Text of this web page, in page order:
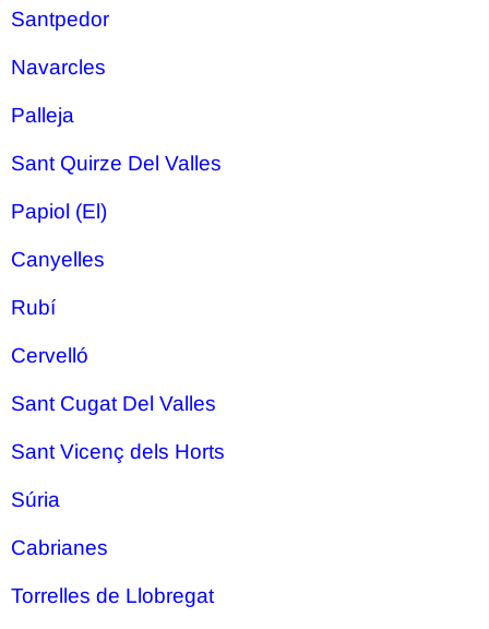
Santpedor
Navarcles
Palleja
Sant Quirze Del Valles
Papiol (El)
Canyelles
Rubí
Cervelló
Sant Cugat Del Valles
Sant Vicenç dels Horts
Súria
Cabrianes
Torrelles de Llobregat